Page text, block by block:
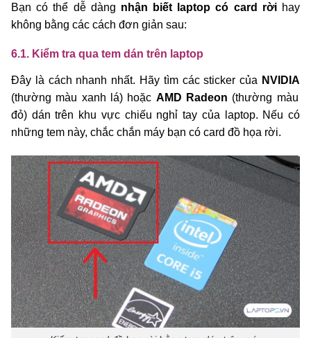
Bạn có thể dễ dàng nhận biết laptop có card rờihay
không bằng các cách đơn giản sau:
6.1. Kiểm tra qua tem dán trên laptop
Đây là cách nhanh nhất. Hãy tìm các sticker của NVIDIA
(thường màu xanh lá) hoặc AMD Radeon (thường màu
đỏ) dán trên khu vực chiếu nghỉ tay của laptop. Nếu có
những tem này, chắc chắn máy bạn có card đồ họa rời.